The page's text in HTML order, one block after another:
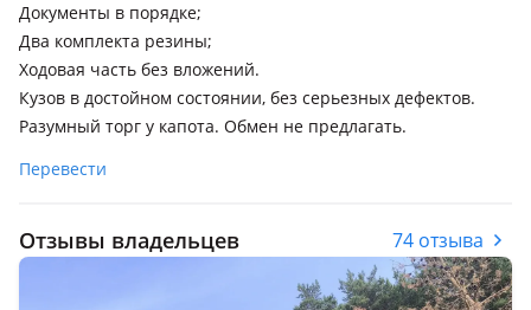
Документы в порядке;
Два комплекта резины;
Ходовая часть без вложений.
Кузов в достойном состоянии, без серьезных дефектов.
Разумный торг у капота. Обмен не предлагать.
Перевести
Отзывы владельцев 74 отзыва